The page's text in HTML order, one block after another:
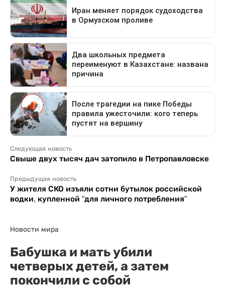
Следующая новость
Свыше двух тысяч дач затопило в Петропавловске
Предыдущая новость
У жителя СКО изъяли сотни бутылок российской
водки, купленной "для личного потребления"
Новости мира
Бабушка и мать убили
четверых детей, а затем
покончили с собой